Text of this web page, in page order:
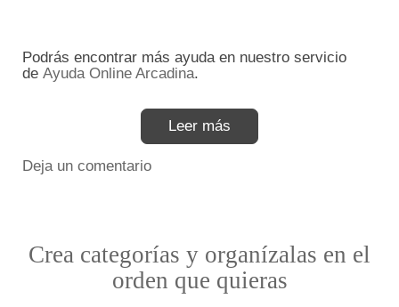
Podrás encontrar más ayuda en nuestro servicio
de Ayuda Online Arcadina.
Leer más
Deja un comentario
Crea categorías y organízalas en el
orden que quieras